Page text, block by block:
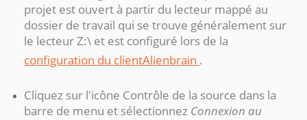
projet est ouvert à partir du lecteur mappé au
dossier de travail qui se trouve généralement sur
le lecteur Z:\ et est configuré lors de la
configuration du clientAlienbrain .
Cliquez sur l'icône Contrôle de la source dans la
barre de menu et sélectionnez Connexion au